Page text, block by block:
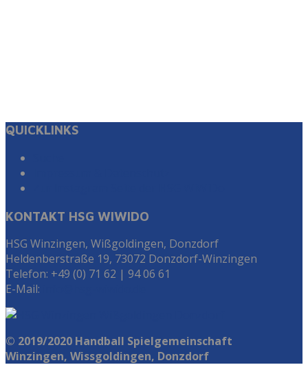
QUICKLINKS
KONTAKT HSG WIWIDO
HSG Winzingen, Wißgoldingen, Donzdorf
Heldenberstraße 19, 73072 Donzdorf-Winzingen
Telefon: +49 (0) 71 62 | 94 06 61
E-Mail:
© 2019/2020 Handball Spielgemeinschaft
Winzingen, Wissgoldingen, Donzdorf